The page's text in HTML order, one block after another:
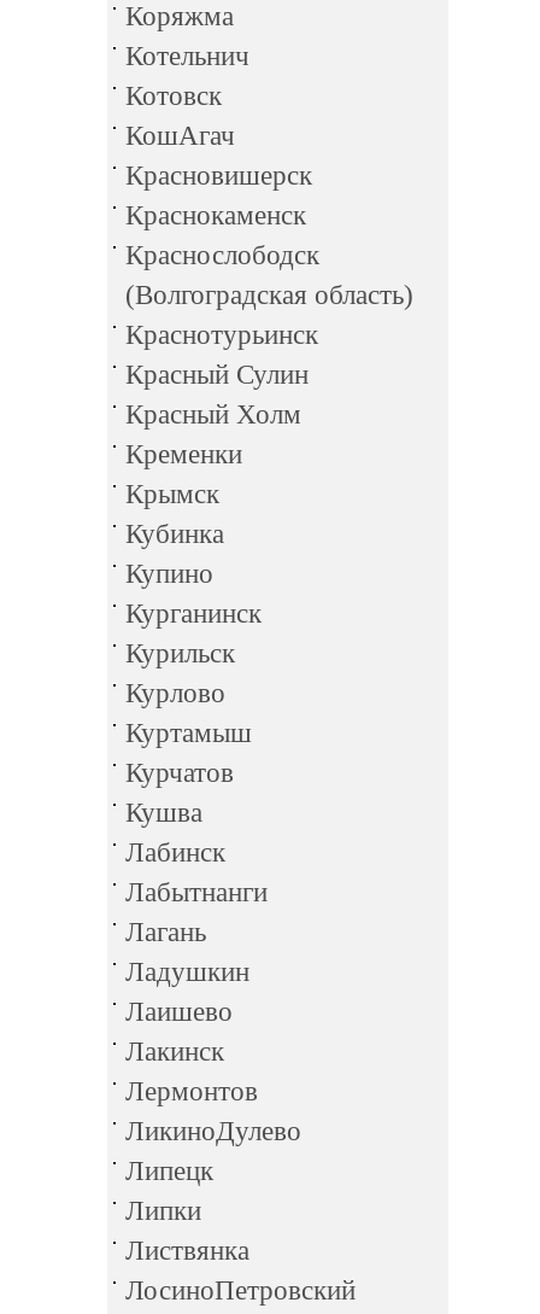
Коряжма
Котельнич
Котовск
КошАгач
Красновишерск
Краснокаменск
Краснослободск
(Волгоградская область)
Краснотурьинск
Красный Сулин
Красный Холм
Кременки
Крымск
Кубинка
Купино
Курганинск
Курильск
Курлово
Куртамыш
Курчатов
Кушва
Лабинск
Лабытнанги
Лагань
Ладушкин
Лаишево
Лакинск
Лермонтов
ЛикиноДулево
Липецк
Липки
Листвянка
ЛосиноПетровский